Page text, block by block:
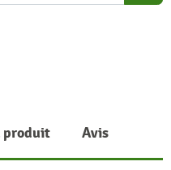
produit Avis